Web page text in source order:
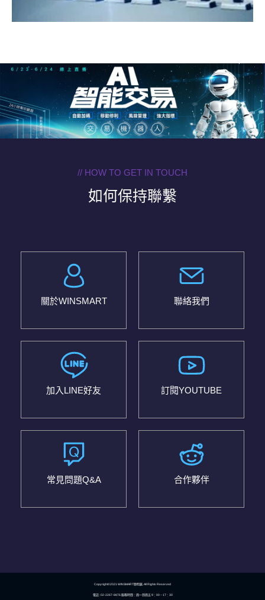
// HOW TO GET IN TOUCH
如何保持聯繫
關於WINSMART 聯絡我們
加入LINE好友 訂閱YOUTUBE
常見問題Q&A 合作夥伴
Copyright©2021 WINSMART聰明贏. All Rights Reserved
電話 : 02-2267-8876 服務時間：周一到周五 9：00 ~ 17：30